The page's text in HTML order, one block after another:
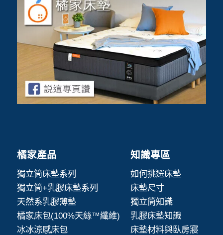
橘家產品
獨立筒床墊系列
獨立筒+乳膠床墊系列
天然系乳膠薄墊
橘家床包(100%天絲™纖維)
冰冰涼感床包
知識專區
如何挑選床墊
床墊尺寸
獨立筒知識
乳膠床墊知識
床墊材料與臥房寢